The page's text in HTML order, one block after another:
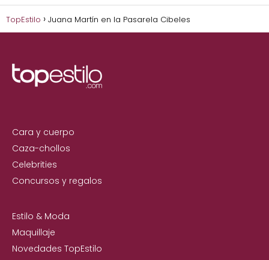
TopEstilo Juana Martín en la Pasarela Cibeles
Cara y cuerpo
Caza-chollos
Celebrities
Concursos y regalos
Estilo & Moda
Maquillaje
Novedades TopEstilo